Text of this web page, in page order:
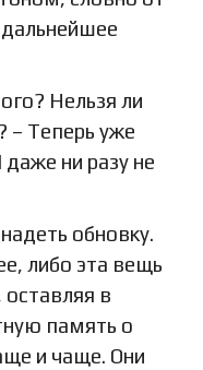
Нельзя ли
– Теперь уже
ни разу не
обновку.
либо эта вещь
оставляя в
память о
и чаще. Они